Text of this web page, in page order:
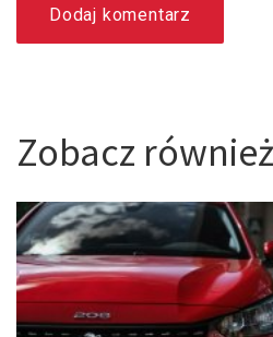
Dodaj komentarz
Zobacz również